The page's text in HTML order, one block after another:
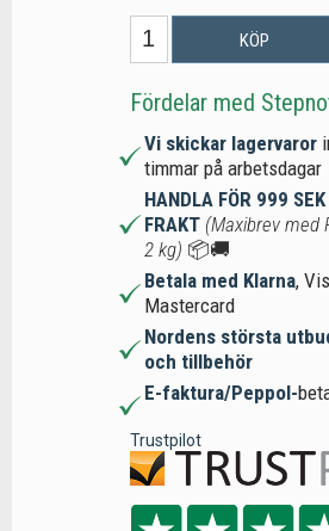
KÖP
Fördelar med
Vi skickar lagervaror
timmar på arbetsdagar
HANDLA FÖR 999 SEK
FRAKT (Maxibrev med
2 kg) 📦🚚
Betala med Klarna,
Mastercard
Nordens största
och tillbehör
E-faktura/Peppol-
Trustpilot